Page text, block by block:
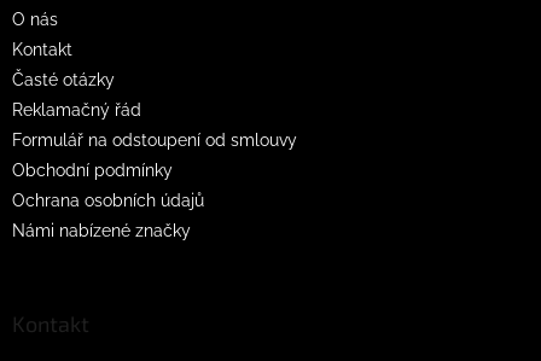
O nás
Kontakt
Časté otázky
Reklamačný řád
Formulář na odstoupení od smlouvy
Obchodní podmínky
Ochrana osobních údajů
Námi nabízené značky
Kontakt